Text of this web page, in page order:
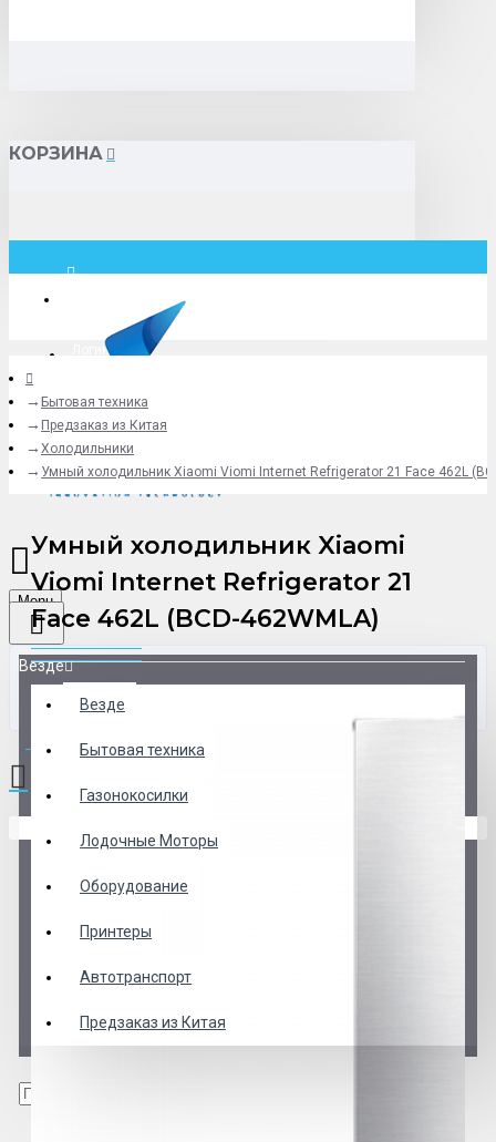
КОРЗИНА
Логин
+79775619766
Menu
Везде
Везде
Бытовая техника
Газонокосилки
Лодочные Моторы
Оборудование
Принтеры
Автотранспорт
Предзаказ из Китая
0 товар(ов) - 0 р.
Бытовая техника
Предзаказ из Китая
Холодильники
Умный холодильник Xiaomi Viomi Internet Refrigerator 21 Face 462L
Умный холодильник Xiaomi
Viomi Internet Refrigerator 21
Face 462L (BCD-462WMLA)